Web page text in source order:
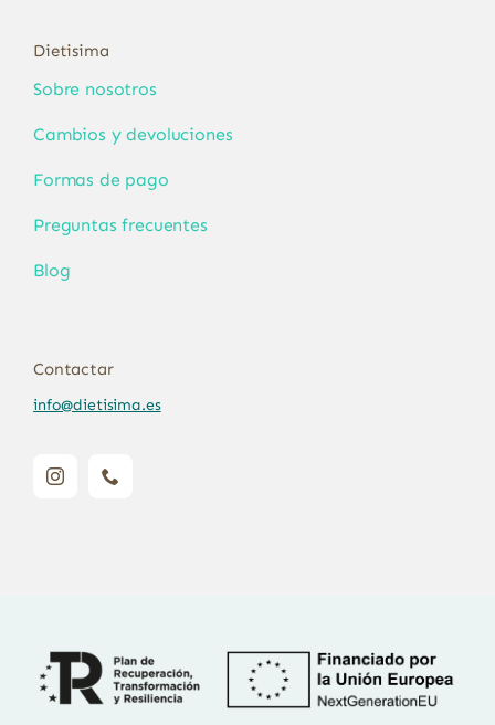
Dietisima
Sobre nosotros
Cambios y devoluciones
Formas de pago
Preguntas frecuentes
Blog
Contactar
info@dietisima.es